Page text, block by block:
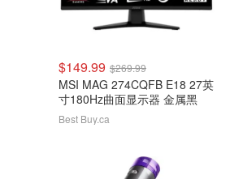
$149.99 $269.99
MSI MAG 274CQFB E18 27英
寸180Hz曲面显示器 金属黑
Best Buy.ca